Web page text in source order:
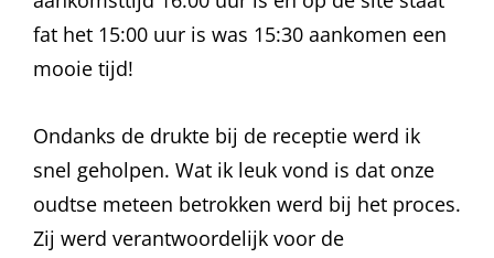
fat het 15:00 uur is was 15:30 aankomen een
mooie tijd!
Ondanks de drukte bij de receptie werd ik
snel geholpen. Wat ik leuk vond is dat onze
oudtse meteen betrokken werd bij het proces.
Zij werd verantwoordelijk voor de